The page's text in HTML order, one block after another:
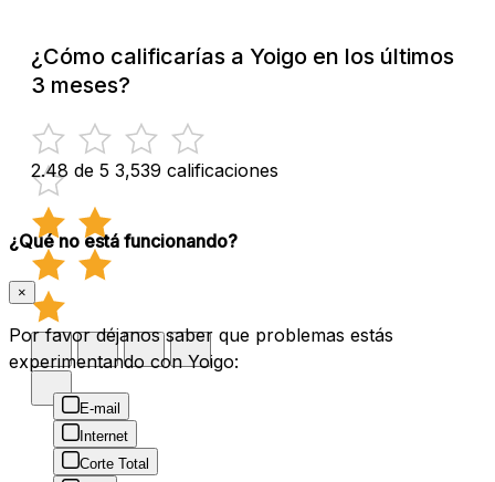
¿Cómo calificarías a Yoigo en los últimos
3 meses?
2.48 de 5 3,539 calificaciones
¿Qué no está funcionando?
×
Por favor déjanos saber que problemas estás
experimentando con Yoigo:
E-mail
Internet
Corte Total